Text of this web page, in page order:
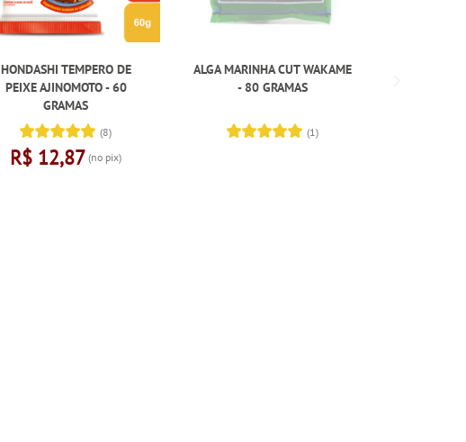
HONDASHI TEMPERO DE
PEIXE AJINOMOTO - 60
GRAMAS
(8)
R$ 12,87 (no pix)
ALGA MARINHA CUT WAKAME
- 80 GRAMAS
(1)